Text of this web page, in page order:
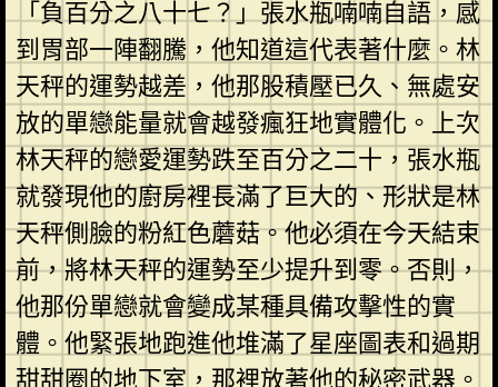
「負百分之八十七？」張水瓶喃喃自語，感
到胃部一陣翻騰，他知道這代表著什麼。林
天秤的運勢越差，他那股積壓已久、無處安
放的單戀能量就會越發瘋狂地實體化。上次
林天秤的戀愛運勢跌至百分之二十，張水瓶
就發現他的廚房裡長滿了巨大的、形狀是林
天秤側臉的粉紅色蘑菇。他必須在今天結束
前，將林天秤的運勢至少提升到零。否則，
他那份單戀就會變成某種具備攻擊性的實
體。他緊張地跑進他堆滿了星座圖表和過期
甜甜圈的地下室，那裡放著他的秘密武器。